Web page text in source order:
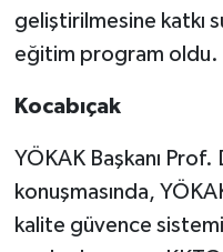
geliştirilmesine katkı
eğitim program oldu.
Kocabıçak
YÖKAK Başkanı
konuşmasında,
kalite güvence